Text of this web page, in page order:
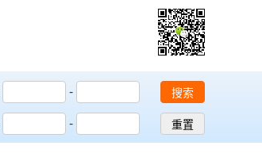
-
-
搜索
重置